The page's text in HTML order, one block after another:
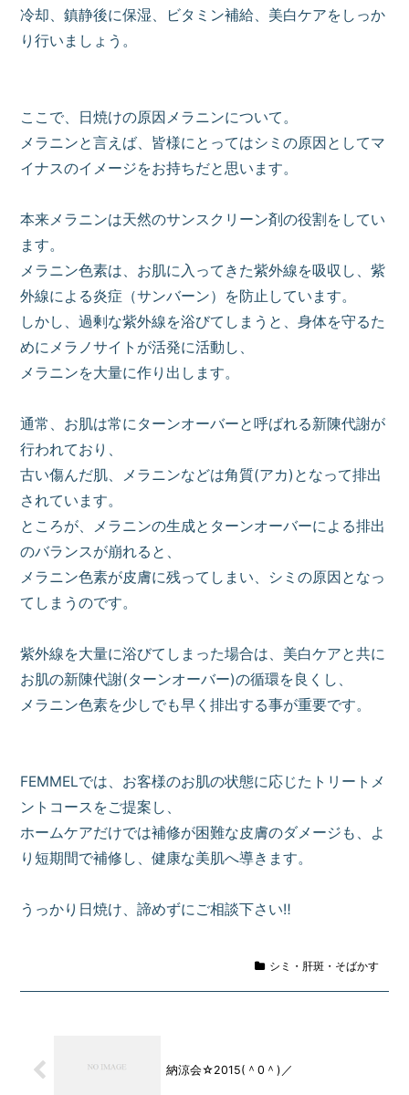
冷却、鎮静後に保湿、ビタミン補給、美白ケアをしっか
り行いましょう。
ここで、日焼けの原因メラニンについて。
メラニンと言えば、皆様にとってはシミの原因としてマ
イナスのイメージをお持ちだと思います。
本来メラニンは天然のサンスクリーン剤の役割をしてい
ます。
メラニン色素は、お肌に入ってきた紫外線を吸収し、紫
外線による炎症（サンバーン）を防止しています。
しかし、過剰な紫外線を浴びてしまうと、身体を守るた
めにメラノサイトが活発に活動し、
メラニンを大量に作り出します。
通常、お肌は常にターンオーバーと呼ばれる新陳代謝が
行われており、
古い傷んだ肌、メラニンなどは角質(アカ)となって排出
されています。
ところが、メラニンの生成とターンオーバーによる排出
のバランスが崩れると、
メラニン色素が皮膚に残ってしまい、シミの原因となっ
てしまうのです。
紫外線を大量に浴びてしまった場合は、美白ケアと共に
お肌の新陳代謝(ターンオーバー)の循環を良くし、
メラニン色素を少しでも早く排出する事が重要です。
FEMMELでは、お客様のお肌の状態に応じたトリートメ
ントコースをご提案し、
ホームケアだけでは補修が困難な皮膚のダメージも、よ
り短期間で補修し、健康な美肌へ導きます。
うっかり日焼け、諦めずにご相談下さい‼
シミ・肝斑・そばかす
納涼会☆2015(＾0＾)／